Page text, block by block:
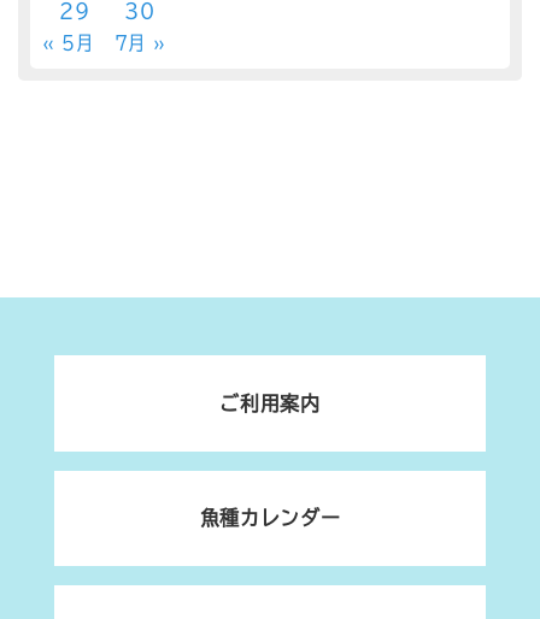
29
30
« 5月 7月 »
ご利用案内
魚種カレンダー